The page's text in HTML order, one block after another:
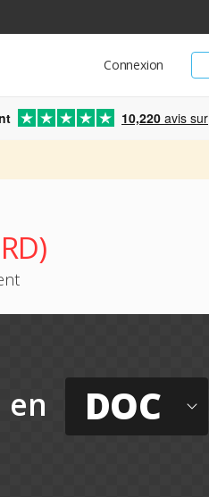
Connexion
10,220 avis sur
en DOC